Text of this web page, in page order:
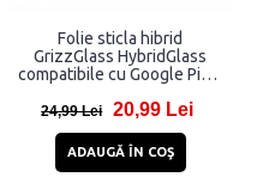
Folie sticla hibrid
GrizzGlass HybridGlass
compatibile cu Google Pixel
24,99 Lei 20,99 Lei
ADAUGĂ ÎN COŞ